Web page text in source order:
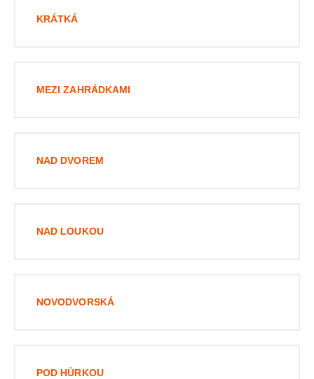
KRÁTKÁ
MEZI ZAHRÁDKAMI
NAD DVOREM
NAD LOUKOU
NOVODVORSKÁ
POD HŮRKOU